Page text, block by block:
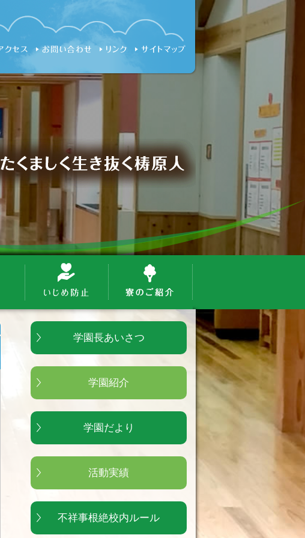
学園長あいさつ
学園紹介
学園だより
活動実績
不祥事根絶校内ルール